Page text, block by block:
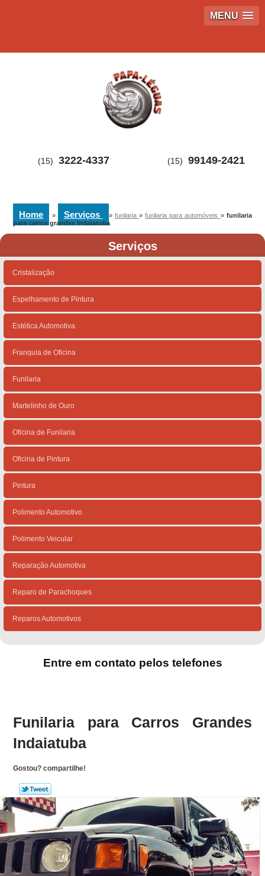
MENU
(15) 3222-4337 (15) 99149-2421
Home » Serviços » funilaria»funilaria para automóveis » funilaria
para carros grandes Indaiatuba
Serviços
Cristalização
Espelhamento de Pintura
Estética Automotiva
Franquia de Oficina
Funilaria
Martelinho de Ouro
Oficina de Funilaria
Oficina de Pintura
Pintura
Polimento Automotivo
Polimento Veicular
Reparação Automotiva
Reparo de Parachoques
Reparos Automotivos
Entre em contato pelos telefones
Funilaria para Carros Grandes
Indaiatuba
Gostou? compartilhe!